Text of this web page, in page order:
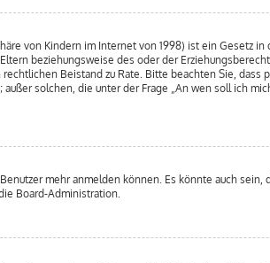
von Kindern im Internet von 1998) ist ein Gesetz
beziehungsweise des oder der
Beistand zu Rate. Bitte beachten Sie, dass
solchen, die unter der Frage „An wen soll ich
mehr anmelden können. Es könnte auch sein,
Board-Administration.